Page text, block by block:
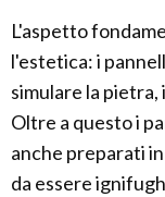
L'aspetto
l'estetica: i
simulare la
Oltre a questo i
anche preparati
da essere